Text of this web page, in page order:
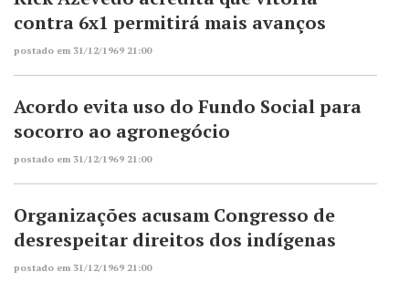
contra 6x1 permitirá mais avanços
postado em 31/12/1969 21:00
Acordo evita uso do Fundo Social para
socorro ao agronegócio
postado em 31/12/1969 21:00
Organizações acusam Congresso de
desrespeitar direitos dos indígenas
postado em 31/12/1969 21:00